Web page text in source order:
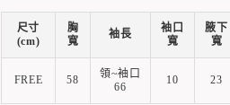
尺寸
(cm)
胸
寬
袖長
袖口
寬
腋下
寬
FREE 58
領~袖口
66
10 23